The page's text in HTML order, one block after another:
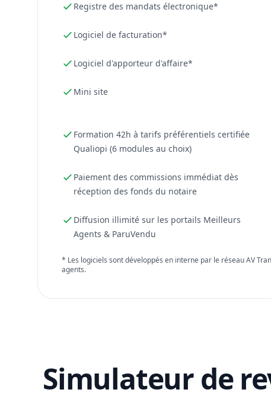
Registre des mandats électronique*
Logiciel de facturation*
Logiciel d'apporteur d'affaire*
Mini site
Formation 42h à tarifs préférentiels certifiée
Qualiopi (6 modules au choix)
Paiement des commissions immédiat dès
réception des fonds du notaire
Diffusion illimité sur les portails Meilleurs
Agents & ParuVendu
* Les logiciels sont développés en interne par le réseau AV
agents.
Simulateur de